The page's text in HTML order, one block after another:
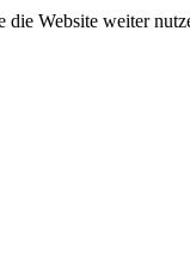
die Website weiter